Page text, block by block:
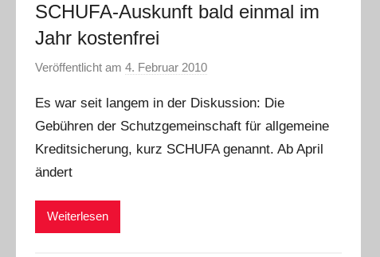
SCHUFA-Auskunft bald einmal im
Jahr kostenfrei
Veröffentlicht am 4. Februar 2010v
n
C
h
Es war seit langem in der Diskussion: Die
Gebühren der Schutzgemeinschaft für allgemeine
Kreditsicherung, kurz SCHUFA genannt. Ab April
ändert
Weiterlesen